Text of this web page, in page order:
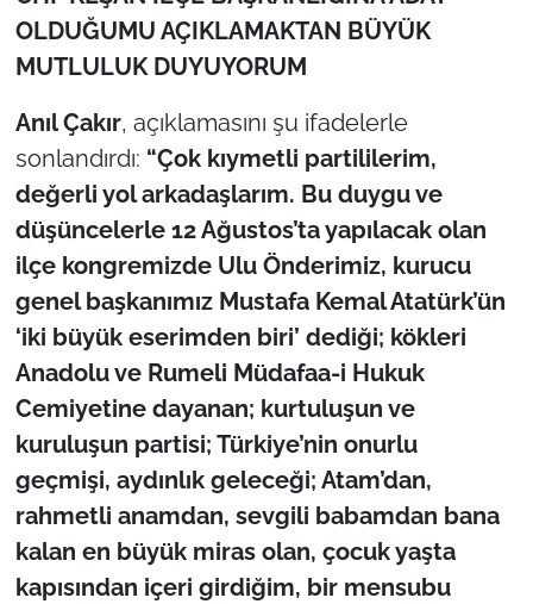
OLDUĞUMU AÇIKLAMAKTAN BÜYÜK
MUTLULUK DUYUYORUM
Anıl Çakır, açıklamasını şu ifadelerle
sonlandırdı: “Çok kıymetli partililerim,
değerli yol arkadaşlarım. Bu duygu ve
düşüncelerle 12 Ağustos’ta yapılacak olan
ilçe kongremizde Ulu Önderimiz, kurucu
genel başkanımız Mustafa Kemal Atatürk’ün
‘iki büyük eserimden biri’ dediği; kökleri
Anadolu ve Rumeli Müdafaa-i Hukuk
Cemiyetine dayanan; kurtuluşun ve
kuruluşun partisi; Türkiye’nin onurlu
geçmişi, aydınlık geleceği; Atam’dan,
rahmetli anamdan, sevgili babamdan bana
kalan en büyük miras olan, çocuk yaşta
kapısından içeri girdiğim, bir mensubu